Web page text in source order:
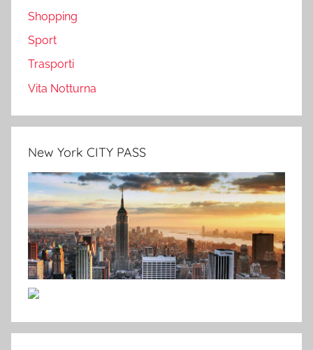
Shopping
Sport
Trasporti
Vita Notturna
New York CITY PASS